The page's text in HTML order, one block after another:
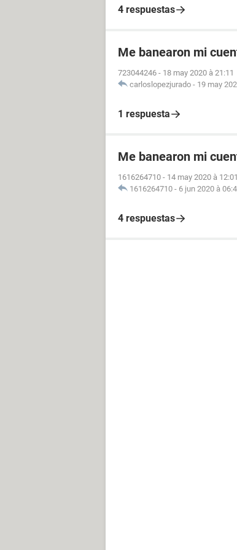
4 respuestas
Me banearon mi
723044246 - 18 may 2020 à 21:11
carloslopezjurado - 19 may
1 respuesta
Me banearon mi
1616264710 - 14 may 2020 à 12:01
1616264710 - 6 jun 2020 à
4 respuestas